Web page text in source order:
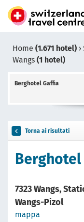
Home (1.671 hotel) ›
Wangs (1 hotel)
Berghotel Gaffia
Torna ai risultati
Berghotel
7323 Wangs,
Wangs-Pizol
mappa